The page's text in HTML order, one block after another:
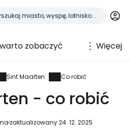
zobaczyć Więcej
Sint Maarten Co robić
- co robić
zaktualizowany 24. 12. 2025
do
podróżniczej